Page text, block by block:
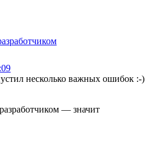
несколько важных ошибок :-)
разработчиком — значит